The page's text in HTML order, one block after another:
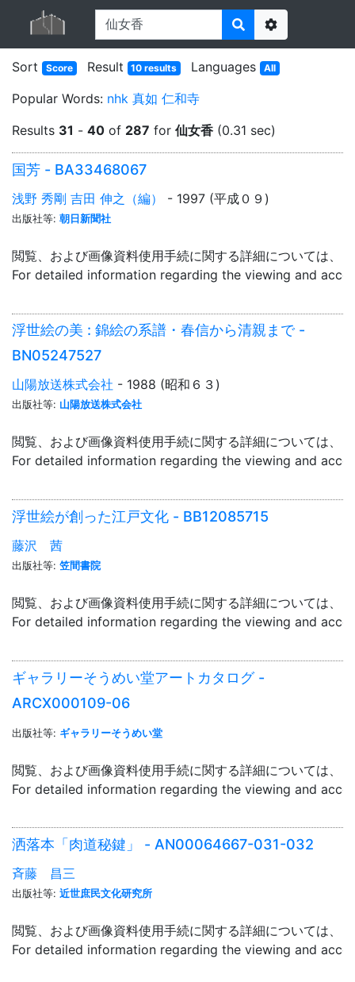
Options
Sort
Score Result 10 results Languages All
Popular Words: nhk 真如 仁和寺
Results 31 - 40 of 287 for 仙女香 (0.31 sec)
国芳 - BA33468067
浅野 秀剛 吉田 伸之（編） - 1997 (平成０９)
出版社等: 朝日新聞社
閲覧、および画像資料使用手続に関する詳細については、「
For detailed information regarding the viewing and
浮世絵の美 : 錦絵の系譜・春信から清親まで -
BN05247527
山陽放送株式会社 - 1988 (昭和６３)
出版社等: 山陽放送株式会社
閲覧、および画像資料使用手続に関する詳細については、「
For detailed information regarding the viewing and
浮世絵が創った江戸文化 - BB12085715
藤沢 茜
出版社等: 笠間書院
閲覧、および画像資料使用手続に関する詳細については、「
For detailed information regarding the viewing and
ギャラリーそうめい堂アートカタログ -
ARCX000109-06
出版社等: ギャラリーそうめい堂
閲覧、および画像資料使用手続に関する詳細については、「
For detailed information regarding the viewing and
洒落本「肉道秘鍵」 - AN00064667-031-032
斉藤 昌三
出版社等: 近世庶民文化研究所
閲覧、および画像資料使用手続に関する詳細については、「
For detailed information regarding the viewing and